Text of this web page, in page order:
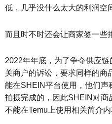
低，几乎没什么太大的利润空
而且时不时还会让商家签一些
2022年年底，为了争夺供应
关商户的诉讼，要求同样的商
能在SHEIN平台使用，他们
拍摄完成的，因此SHEIN对商
不能在Temu上使用相关简介